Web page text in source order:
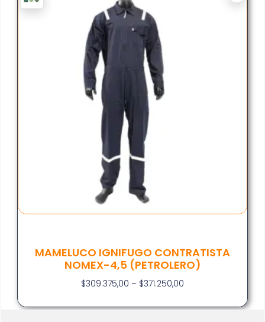
MAMELUCO IGNIFUGO CONTRATISTA
NOMEX-4,5 (PETROLERO)
$309.375,00 – $371.250,00